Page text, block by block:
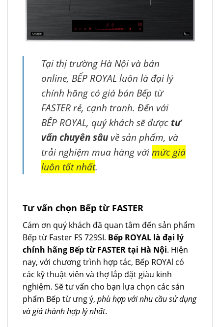
Tại thị trường Hà Nội và bán
online, BẾP ROYAL luôn là đại lý
chính hãng có giá bán Bếp từ
FASTER rẻ, cạnh tranh. Đến với
BẾP ROYAL, quý khách sẽ được tư
vấn chuyên sâu về sản phẩm, và
trải nghiệm mua hàng vớimức giá
luôn tốt nhất.
Tư vấn chọn Bếp từ FASTER
Cám ơn quý khách đã quan tâm đến sản phẩm
Bếp từ Faster FS 729SI. Bếp ROYAL là đại lý
chính hãng Bếp từ FASTER tại Hà Nội. Hiện
nay, với chương trình hợp tác, Bếp ROYAl có
các kỹ thuật viên và thợ lắp đặt giàu kinh
nghiệm. Sẽ tư vấn cho bạn lựa chọn các sản
phẩm Bếp từ ưng ý, phù hợp với nhu cầu sử dụng
và giá thành hợp lý nhất.